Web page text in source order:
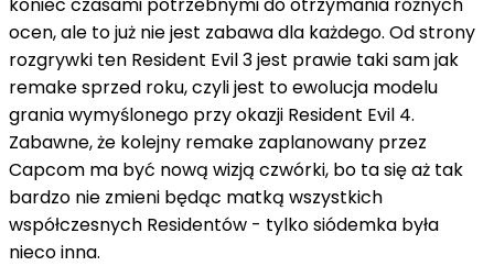
ocen, ale to już nie jest zabawa dla każdego. Od strony
rozgrywki ten Resident Evil 3 jest prawie taki sam jak
remake sprzed roku, czyli jest to ewolucja modelu
grania wymyślonego przy okazji Resident Evil 4.
Zabawne, że kolejny remake zaplanowany przez
Capcom ma być nową wizją czwórki, bo ta się aż tak
bardzo nie zmieni będąc matką wszystkich
współczesnych Residentów - tylko siódemka była
nieco inna.